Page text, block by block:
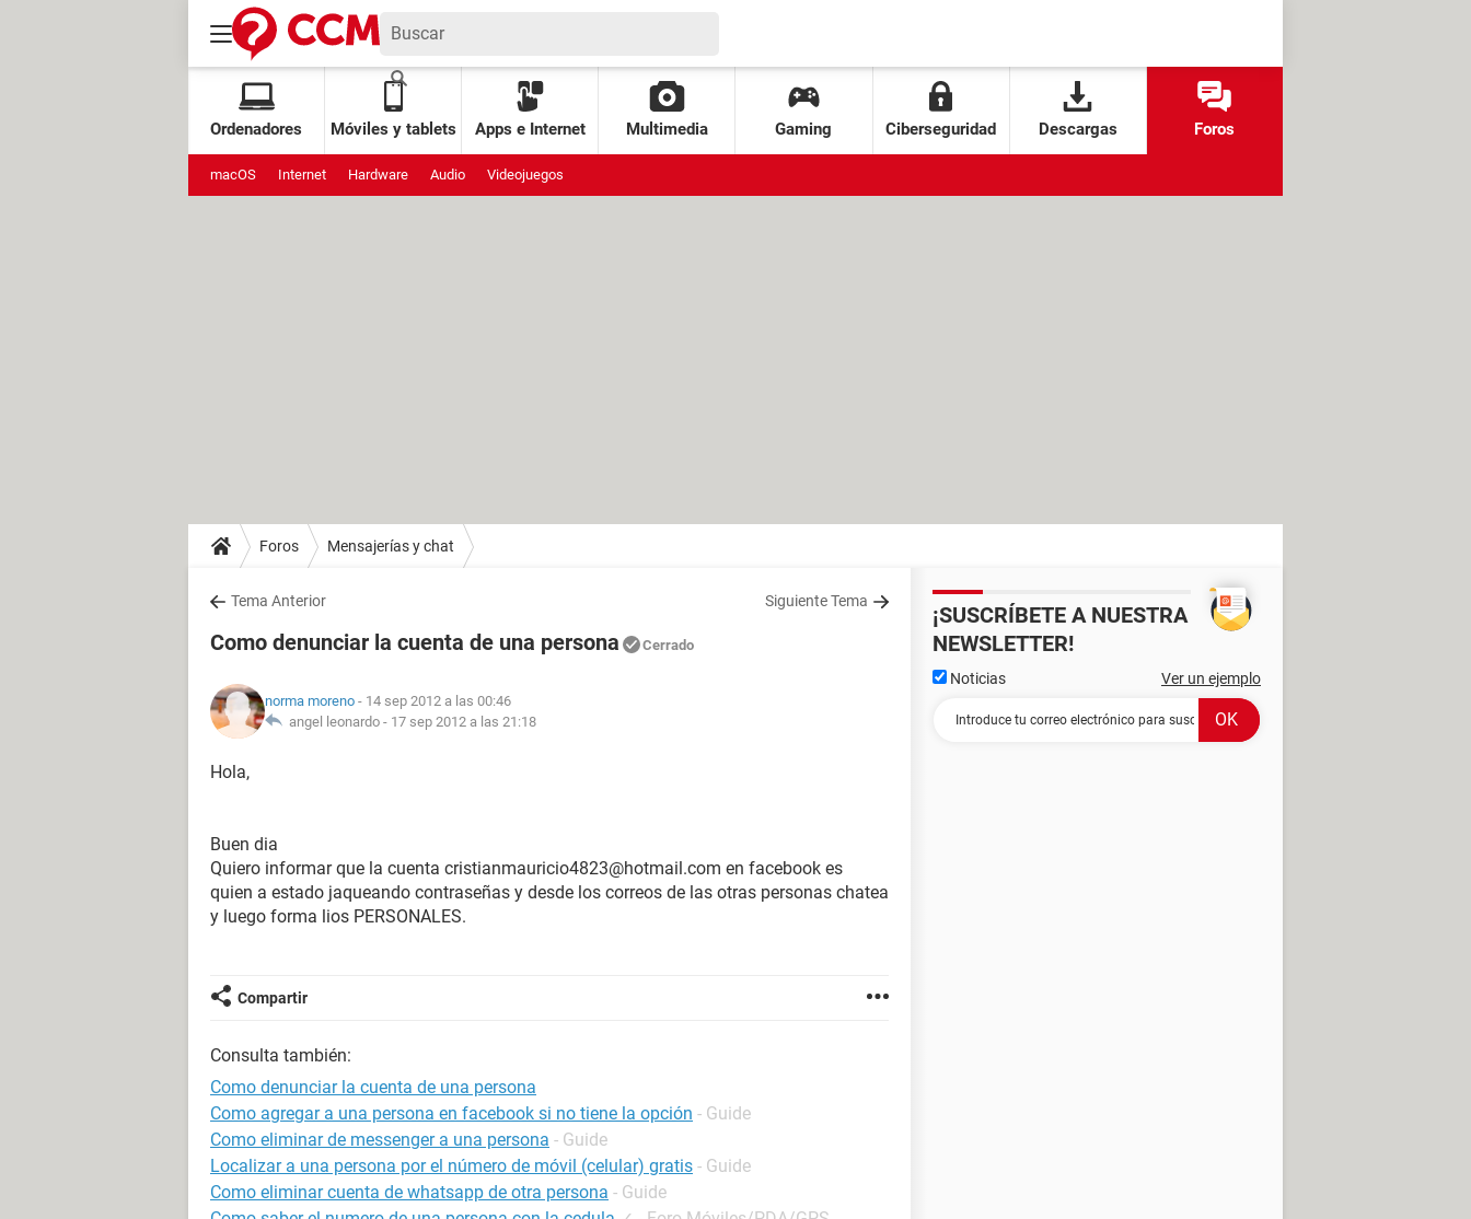
Ordenadores Móviles y tablets Apps e Internet Multimedia Gaming Ciberseguridad Descargas Foros
macOS Internet Hardware Audio Videojuegos
Foros Mensajerías y chat
Tema Anterior Siguiente Tema
Como denunciar la cuenta de una persona Cerrado
norma moreno - 14 sep 2012 a las 00:46
angel leonardo - 17 sep 2012 a las 21:18
Hola,
Buen dia
Quiero informar que la cuenta cristianmauricio4823@hotmail.com en facebook es
quien a estado jaqueando contraseñas y desde los correos de las otras personas chatea
y luego forma lios PERSONALES.
Compartir
Consulta también:
Como denunciar la cuenta de una persona
Como agregar a una persona en facebook si no tiene la opción - Guide
Como eliminar de messenger a una persona - Guide
Localizar a una persona por el número de móvil (celular) gratis - Guide
Como eliminar cuenta de whatsapp de otra persona - Guide
¡SUSCRÍBETE A NUESTRA
NEWSLETTER!
Noticias Ver un ejemplo